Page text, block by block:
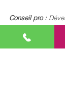
Conseil pro :
quantitatifs et
panoramique et